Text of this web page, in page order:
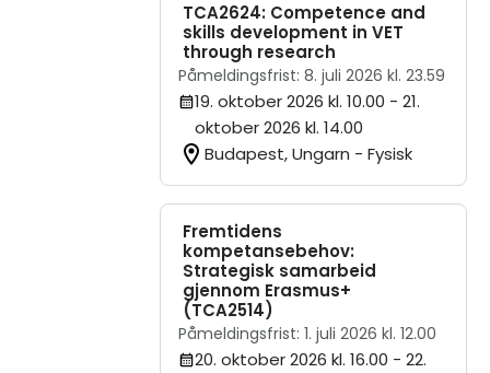
TCA2624: Competence and
skills development in VET
through research
Påmeldingsfrist: 8. juli 2026 kl. 23.59
19. oktober 2026 kl. 10.00 - 21.
oktober 2026 kl. 14.00
Budapest, Ungarn - Fysisk
Fremtidens
kompetansebehov:
Strategisk samarbeid
gjennom Erasmus+
(TCA2514)
Påmeldingsfrist: 1. juli 2026 kl. 12.00
20. oktober 2026 kl. 16.00 - 22.